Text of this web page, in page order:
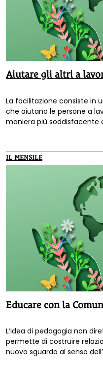
Aiutare gli altri a
La facilitazione consiste in
che aiutano le persone a
maniera più soddisfacente
IL MENSILE
Educare con la
L’idea di pedagogia non
permette di costruire
nuovo sguardo al senso